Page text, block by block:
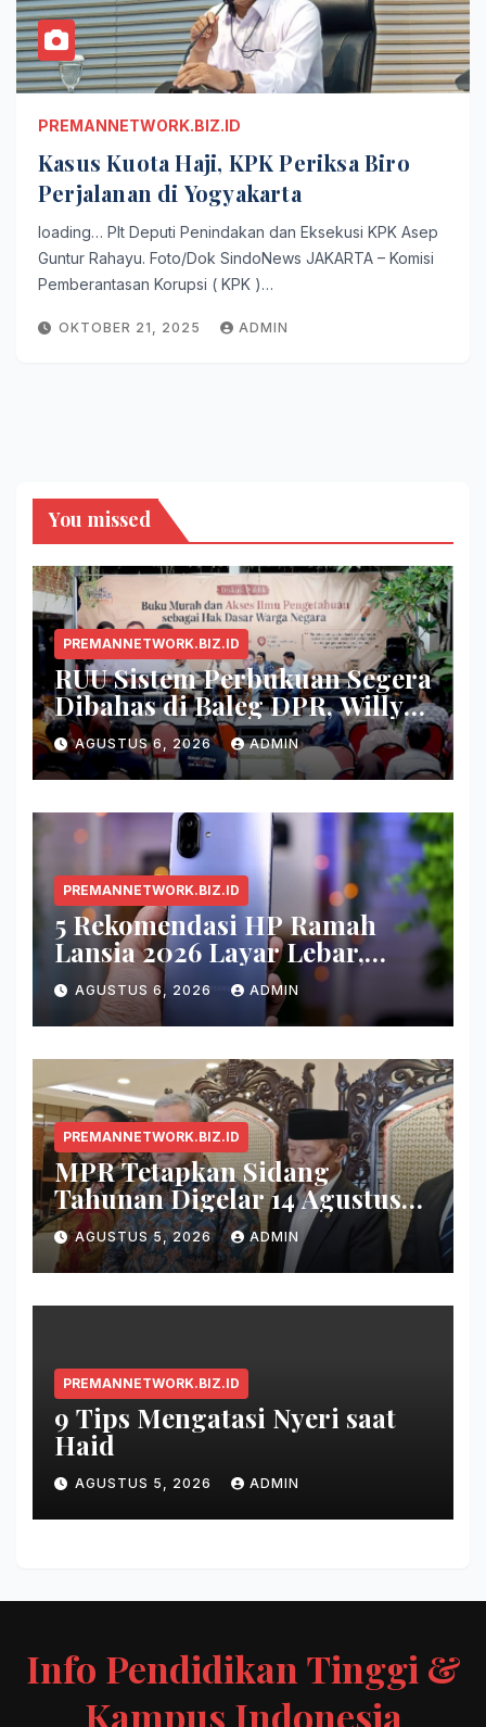
PREMANNETWORK.BIZ.ID
Kasus Kuota Haji, KPK Periksa Biro
Perjalanan di Yogyakarta
loading… Plt Deputi Penindakan dan Eksekusi KPK Asep
Guntur Rahayu. Foto/Dok SindoNews JAKARTA – Komisi
Pemberantasan Korupsi ( KPK )…
OKTOBER 21, 2025 ADMIN
You missed
PREMANNETWORK.BIZ.ID
RUU Sistem Perbukuan Segera
Dibahas di Baleg DPR, Willy
Aditya: Buku Itu Makanan
Otak
AGUSTUS 6, 2026 ADMIN
PREMANNETWORK.BIZ.ID
5 Rekomendasi HP Ramah
Lansia 2026 Layar Lebar,
Menu Simpel, dan Baterai
Awet
AGUSTUS 6, 2026 ADMIN
PREMANNETWORK.BIZ.ID
MPR Tetapkan Sidang
Tahunan Digelar 14 Agustus
2026
AGUSTUS 5, 2026 ADMIN
PREMANNETWORK.BIZ.ID
9 Tips Mengatasi Nyeri saat
Haid
AGUSTUS 5, 2026 ADMIN
Info Pendidikan Tinggi &
Kampus Indonesia